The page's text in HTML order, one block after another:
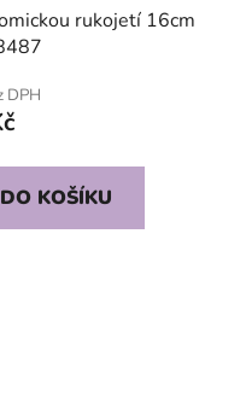
rukojetí 16cm
DPH
DO KOŠÍKU